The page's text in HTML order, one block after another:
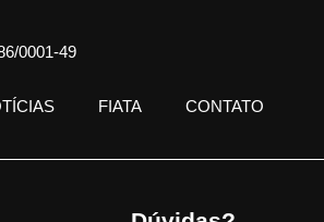
0001-49
FIATA CONTATO